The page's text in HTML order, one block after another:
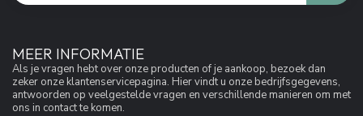
MEER INFORMATIE
Als je vragen hebt over onze producten of je aankoop, bezoek dan
zeker onze klantenservicepagina. Hier vindt u onze bedrijfsgegevens,
antwoorden op veelgestelde vragen en verschillende manieren om met
ons in contact te komen.